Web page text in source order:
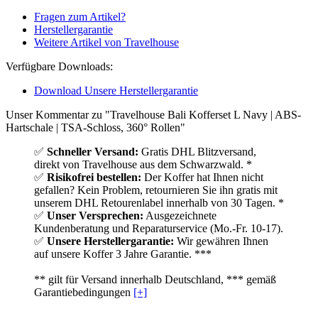
Fragen zum Artikel?
Herstellergarantie
Weitere Artikel von Travelhouse
Verfügbare Downloads:
Download Unsere Herstellergarantie
Unser Kommentar zu "Travelhouse Bali Kofferset L Navy | ABS-
Hartschale | TSA-Schloss, 360° Rollen"
✅ Schneller Versand: Gratis DHL Blitzversand,
direkt von Travelhouse aus dem Schwarzwald. *
✅ Risikofrei bestellen: Der Koffer hat Ihnen nicht
gefallen? Kein Problem, retournieren Sie ihn gratis mit
unserem DHL Retourenlabel innerhalb von 30 Tagen. *
✅ Unser Versprechen: Ausgezeichnete
Kundenberatung und Reparaturservice (Mo.-Fr. 10-17).
✅ Unsere Herstellergarantie: Wir gewähren Ihnen
auf unsere Koffer 3 Jahre Garantie. ***
** gilt für Versand innerhalb Deutschland, *** gemäß
Garantiebedingungen [+]